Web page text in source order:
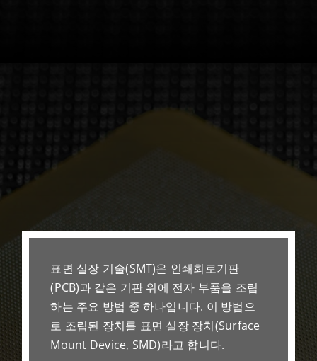
표면 실장 기술(SMT)은 인쇄회로기판
(PCB)과 같은 기판 위에 전자 부품을 조립
하는 주요 방법 중 하나입니다. 이 방법으
로 조립된 장치를 표면 실장 장치(Surface
Mount Device, SMD)라고 합니다.